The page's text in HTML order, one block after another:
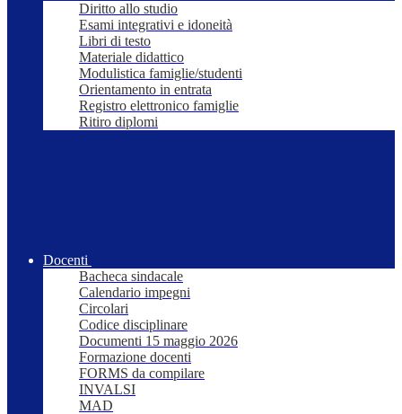
Diritto allo studio
Esami integrativi e idoneità
Libri di testo
Materiale didattico
Modulistica famiglie/studenti
Orientamento in entrata
Registro elettronico famiglie
Ritiro diplomi
Docenti
Bacheca sindacale
Calendario impegni
Circolari
Codice disciplinare
Documenti 15 maggio 2026
Formazione docenti
FORMS da compilare
INVALSI
MAD